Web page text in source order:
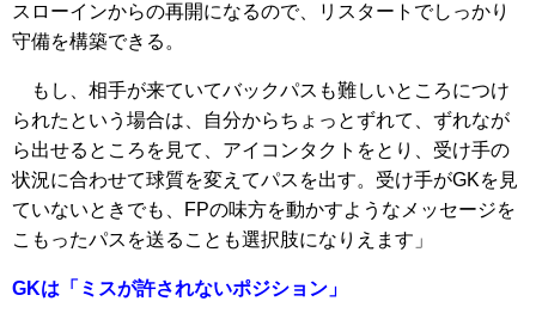
スローインからの再開になるので、リスタートでしっかり
守備を構築できる。
もし、相手が来ていてバックパスも難しいところにつけ
られたという場合は、自分からちょっとずれて、ずれなが
ら出せるところを見て、アイコンタクトをとり、受け手の
状況に合わせて球質を変えてパスを出す。受け手がGKを見
ていないときでも、FPの味方を動かすようなメッセージを
こもったパスを送ることも選択肢になりえます」
GKは「ミスが許されないポジション」